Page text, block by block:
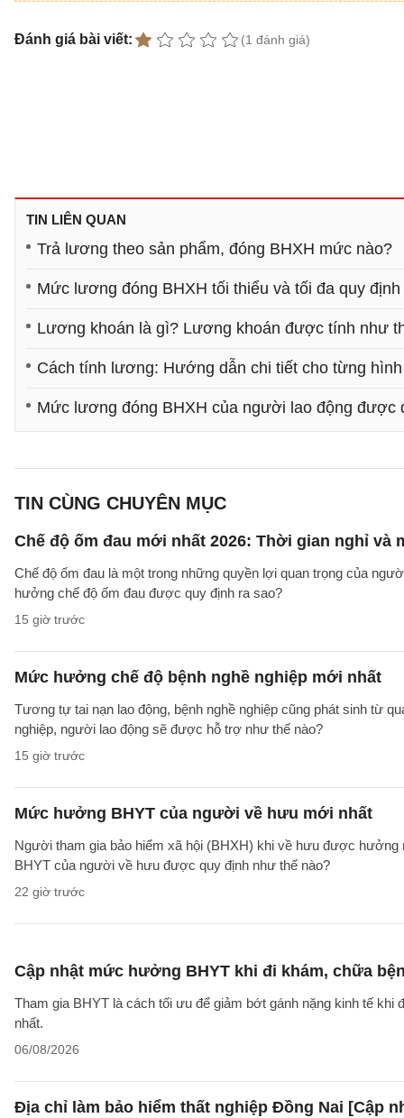
Đánh giá bài viết: (1 đánh giá)
TIN LIÊN QUAN
Trả lương theo sản phẩm, đóng BHXH mức nào?
Mức lương đóng BHXH tối thiểu và tối đa quy
Lương khoán là gì? Lương khoán được tính như
Cách tính lương: Hướng dẫn chi tiết cho từng
Mức lương đóng BHXH của người lao động được
TIN CÙNG CHUYÊN MỤC
Chế độ ốm đau mới nhất 2026: Thời gian nghỉ và
Chế độ ốm đau là một trong những quyền lợi quan trọng của
hưởng chế độ ốm đau được quy định ra sao?
15 giờ trước
Mức hưởng chế độ bệnh nghề nghiệp mới nhất
Tương tự tai nạn lao động, bệnh nghề nghiệp cũng phát sinh từ
nghiệp, người lao động sẽ được hỗ trợ như thế nào?
15 giờ trước
Mức hưởng BHYT của người về hưu mới nhất
Người tham gia bảo hiểm xã hội (BHXH) khi về hưu được
BHYT của người về hưu được quy định như thế nào?
22 giờ trước
Cập nhật mức hưởng BHYT khi đi khám, chữa
Tham gia BHYT là cách tối ưu để giảm bớt gánh nặng kinh tế
nhất.
06/08/2026
Địa chỉ làm bảo hiểm thất nghiệp Đồng Nai [Cập